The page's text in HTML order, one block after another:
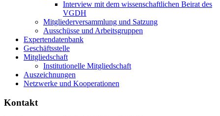
Interview mit dem wissenschaftlichen Beirat des
VGDH
Mitgliederversammlung und Satzung
Ausschüsse und Arbeitsgruppen
Expertendatenbank
Geschäftsstelle
Mitgliedschaft
Institutionelle Mitgliedschaft
Auszeichnungen
Netzwerke und Kooperationen
Kontakt